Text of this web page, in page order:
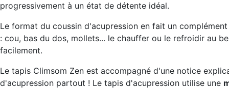
progressivement à un état de détente idéal.
Le format du coussin d'acupression en fait un
: cou, bas du dos, mollets... le chauffer ou le refroidir au
facilement.
Le tapis Climsom Zen est accompagné d'une notice
d'acupression partout ! Le tapis d'acupression utilise une